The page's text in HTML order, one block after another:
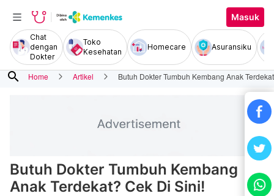
Masuk
Chat
dengan
Dokter
Toko
Kesehatan
Homecare Asuransiku
search Home Artikel Butuh Dokter Tumbuh Kembang Anak
Butuh Dokter Tumbuh Kembang
Anak Terdekat? Cek Di Sini!